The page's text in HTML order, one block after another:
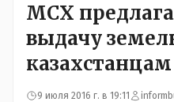
МСХ
выдачу
казахстанцам
9 июля 2016 г. в 19:11